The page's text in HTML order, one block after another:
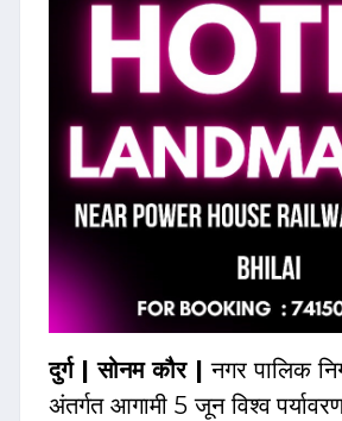
दुर्ग | सोनम कौर | नगर पालिक
अंतर्गत आगामी 5 जून विश्व